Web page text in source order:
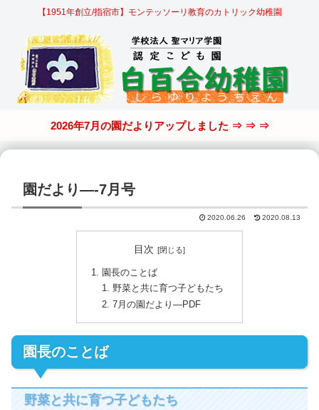
【1951年創立/指宿市】モンテッソーリ教育のカトリック幼稚園
2026年7月の園だよりアップしました ⇒ ⇒ ⇒
園だより—-7月号
2020.06.26 2020.08.13
目次
園長のことば
野菜と共に育つ子どもたち
7月の園だより—PDF
園長のことば
野菜と共に育つ子どもたち